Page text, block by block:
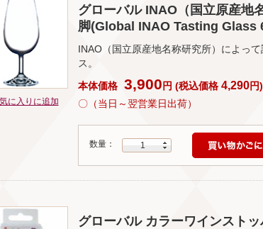
に入りに追加
グローバル INAO（国立原産地
脚(Global INAO Tasting Glass
INAO（国立原産地名称研究所）によっ
ス。
本体価格 3,900 円 (税込価格 4,290円)
〇（当日～翌営業日出荷）
数量： 1
グローバル カラーワインスト